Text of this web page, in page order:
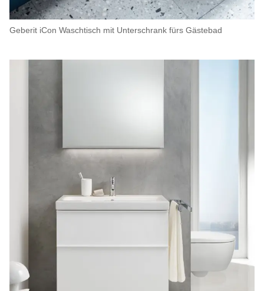
Geberit iCon Waschtisch mit Unterschrank fürs Gästebad